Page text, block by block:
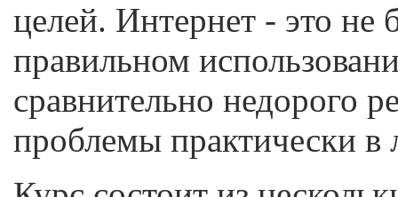
целей. Интернет - это не
правильном
сравнительно недорого
проблемы практически в